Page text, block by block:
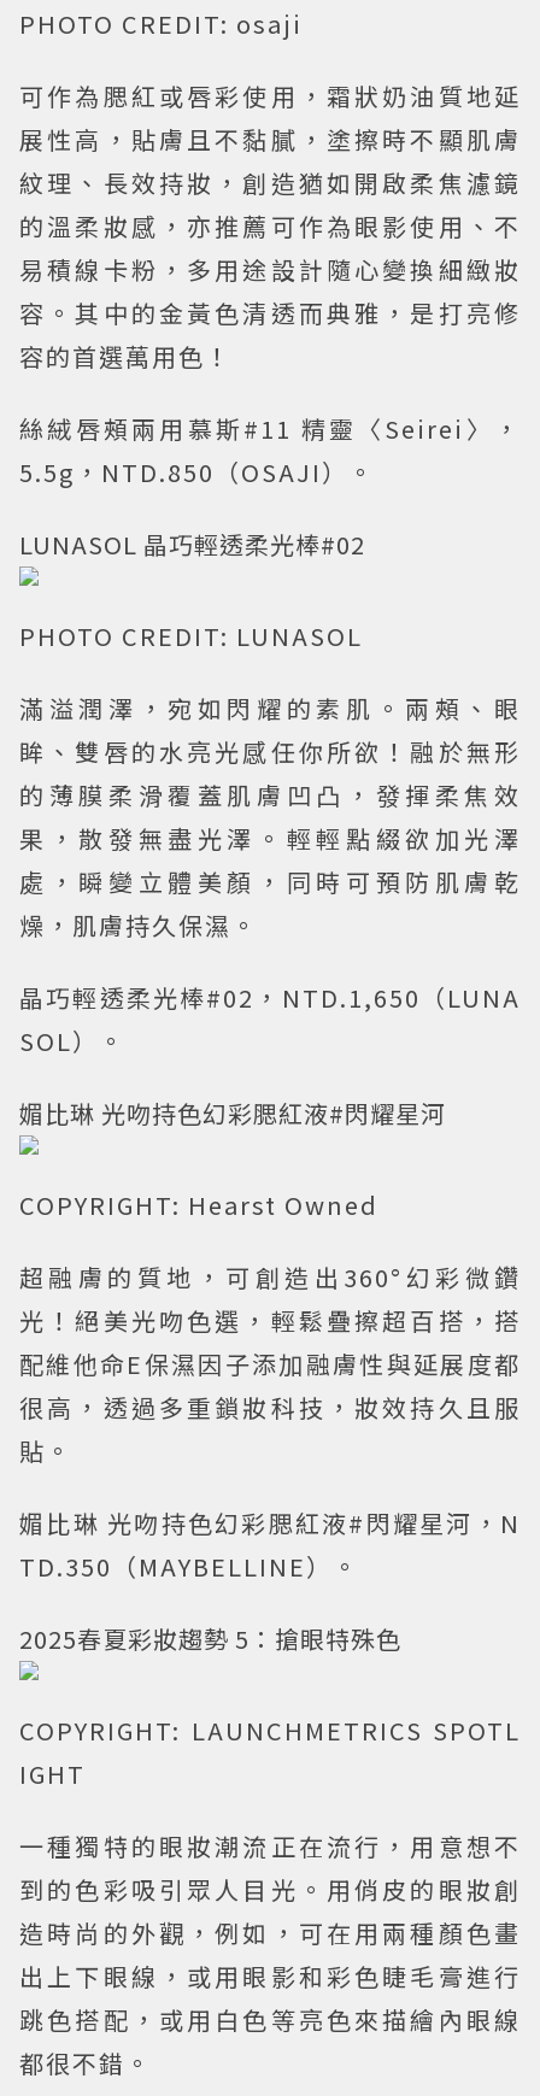
PHOTO CREDIT: osaji
可作為腮紅或唇彩使用，霜狀奶油質地延
展性高，貼膚且不黏膩，塗擦時不顯肌膚
紋理、長效持妝，創造猶如開啟柔焦濾鏡
的溫柔妝感，亦推薦可作為眼影使用、不
易積線卡粉，多用途設計隨心變換細緻妝
容。其中的金黃色清透而典雅，是打亮修
容的首選萬用色！
絲絨唇頰兩用慕斯#11 精靈〈Seirei〉，
5.5g，NTD.850（OSAJI）。
LUNASOL 晶巧輕透柔光棒#02
PHOTO CREDIT: LUNASOL
滿溢潤澤，宛如閃耀的素肌。兩頰、眼
眸、雙唇的水亮光感任你所欲！融於無形
的薄膜柔滑覆蓋肌膚凹凸，發揮柔焦效
果，散發無盡光澤。輕輕點綴欲加光澤
處，瞬變立體美顏，同時可預防肌膚乾
燥，肌膚持久保濕。
晶巧輕透柔光棒#02，NTD.1,650（LUNA
SOL）。
媚比琳 光吻持色幻彩腮紅液#閃耀星河
COPYRIGHT: Hearst Owned
超融膚的質地，可創造出360°幻彩微鑽
光！絕美光吻色選，輕鬆疊擦超百搭，搭
配維他命E保濕因子添加融膚性與延展度都
很高，透過多重鎖妝科技，妝效持久且服
貼。
媚比琳 光吻持色幻彩腮紅液#閃耀星河，N
TD.350（MAYBELLINE）。
2025春夏彩妝趨勢 5：搶眼特殊色
COPYRIGHT: LAUNCHMETRICS SPOTL
IGHT
一種獨特的眼妝潮流正在流行，用意想不
到的色彩吸引眾人目光。用俏皮的眼妝創
造時尚的外觀，例如，可在用兩種顏色畫
出上下眼線，或用眼影和彩色睫毛膏進行
跳色搭配，或用白色等亮色來描繪內眼線
都很不錯。